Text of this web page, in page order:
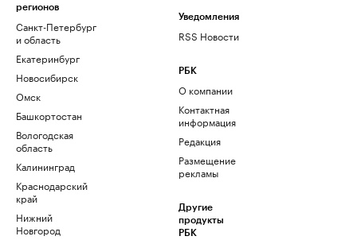
регионов
Санкт-Петербург
и область
Екатеринбург
Новосибирск
Омск
Башкортостан
Вологодская
область
Калининград
Краснодарский
край
Нижний
Новгород
Уведомления
RSS Новости
РБК
О компании
Контактная
информация
Редакция
Размещение
рекламы
Другие
продукты
РБК